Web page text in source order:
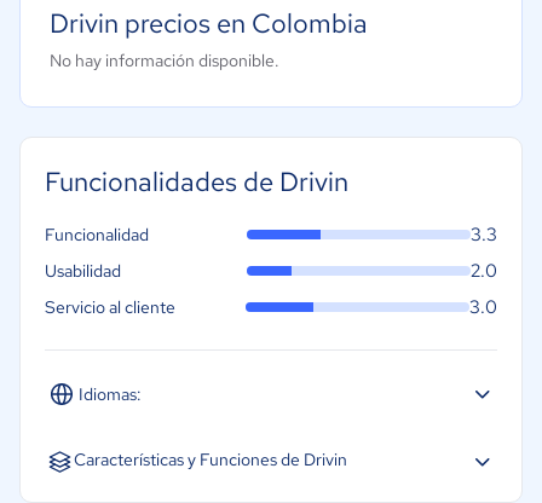
Drivin precios en Colombia
No hay información disponible.
Funcionalidades de Drivin
Idiomas:
Español Inglés Portugués
Funcionalidad 3.3
Usabilidad 2.0
Servicio al cliente 3.0
Características y Funciones de Drivin